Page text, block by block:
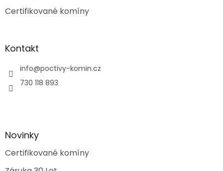
Certifikované komíny
Kontakt
info@poctivy-komin.cz
730 118 893
Novinky
Certifikované komíny